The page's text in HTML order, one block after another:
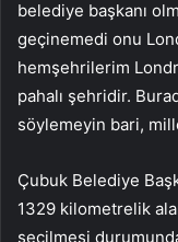
belediye başkanı
geçinemedi onu
hemşehrilerim
pahalı şehridir.
söylemeyin bari,
Çubuk Belediye
1329 kilometrelik
seçilmesi